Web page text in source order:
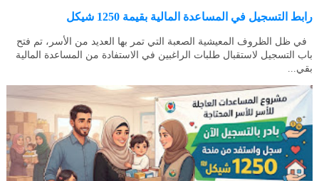
رابط التسجيل في المساعدة المالية بقيمة 1250 شيكل
في ظل الظروف المعيشية الصعبة التي تمر بها العديد من الأسر، تم فتح
باب التسجيل لاستقبال طلبات الراغبين في الاستفادة من المساعدة المالية
بقي...